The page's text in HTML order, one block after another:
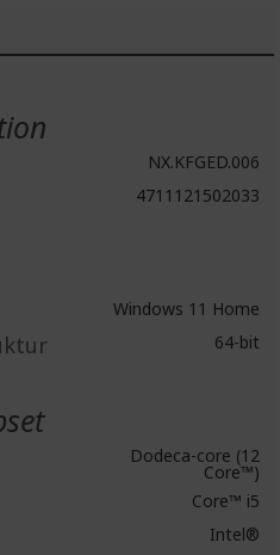
NX.KFGED.006
4711121502033
Windows 11 Home
64-bit
Dodeca-core (12
Core™)
Core™ i5
Intel®